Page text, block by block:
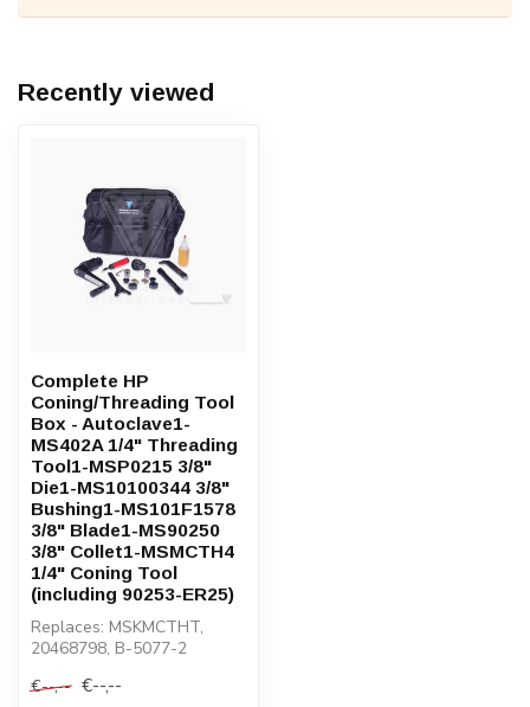
Recently viewed
Complete HP
Coning/Threading Tool
Box - Autoclave1-
MS402A 1/4" Threading
Tool1-MSP0215 3/8"
Die1-MS10100344 3/8"
Bushing1-MS101F1578
3/8" Blade1-MS90250
3/8" Collet1-MSMCTH4
1/4" Coning Tool
(including 90253-ER25)
Replaces: MSKMCTHT,
20468798, B-5077-2
€--,-- €--,--